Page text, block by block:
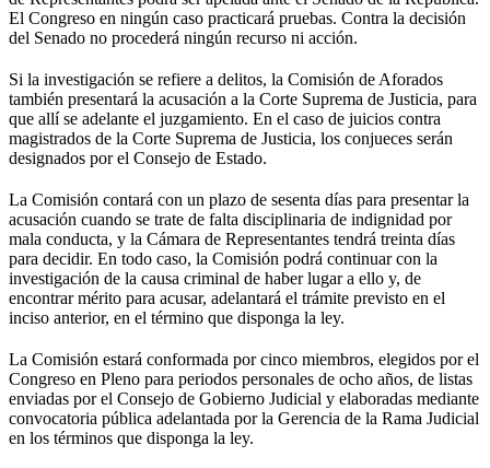
El Congreso en ningún caso practicará pruebas. Contra la decisión
del Senado no procederá ningún recurso ni acción.
Si la investigación se refiere a delitos, la Comisión de Aforados
también presentará la acusación a la Corte Suprema de Justicia, para
que allí se adelante el juzgamiento. En el caso de juicios contra
magistrados de la Corte Suprema de Justicia, los conjueces serán
designados por el Consejo de Estado.
La Comisión contará con un plazo de sesenta días para presentar la
acusación cuando se trate de falta disciplinaria de indignidad por
mala conducta, y la Cámara de Representantes tendrá treinta días
para decidir. En todo caso, la Comisión podrá continuar con la
investigación de la causa criminal de haber lugar a ello y, de
encontrar mérito para acusar, adelantará el trámite previsto en el
inciso anterior, en el término que disponga la ley.
La Comisión estará conformada por cinco miembros, elegidos por el
Congreso en Pleno para periodos personales de ocho años, de listas
enviadas por el Consejo de Gobierno Judicial y elaboradas mediante
convocatoria pública adelantada por la Gerencia de la Rama Judicial
en los términos que disponga la ley.